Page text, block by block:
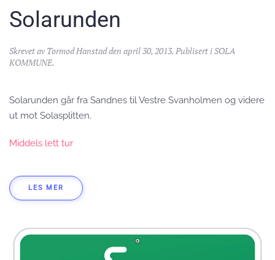
Solarunden
Skrevet avTormod Hanstadden april 30, 2013. Publisert iSOLA
KOMMUNE.
Solarunden går fra Sandnes til Vestre Svanholmen og videre
ut mot Solasplitten.
Middels lett tur
LES MER